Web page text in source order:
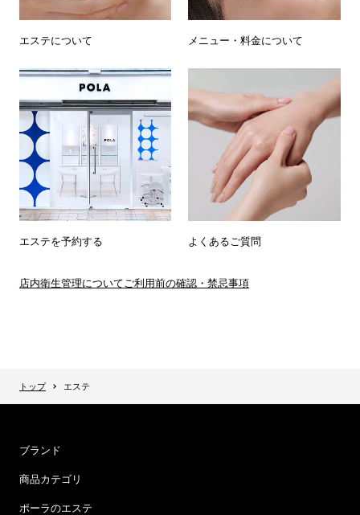
エステについて メニュー・料金について
エステを予約する よくあるご質問
店内衛生管理について ご利用前の確認・禁忌事項
トップ エステ
ブランド
商品カテゴリ
ポーラのエステ